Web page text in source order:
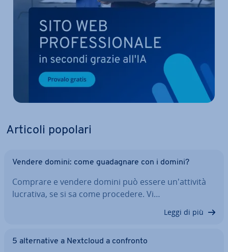
Articoli popolari
Vendere domini: come gua­da­gna­re con i domini?
Comprare e vendere domini può essere un'at­ti­vi­tà
lucrativa, se si sa come procedere. Vi…
Leggi di più
5 al­ter­na­ti­ve a Nextcloud a confronto